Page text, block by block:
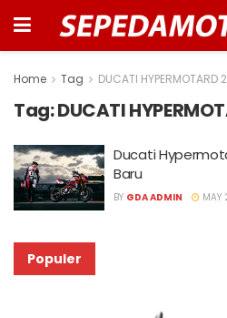
Home Tag DUCATI HYPERMOTARD
Tag:DUCATI
Ducati
Baru
BY GDA ADMIN MAY
Populer